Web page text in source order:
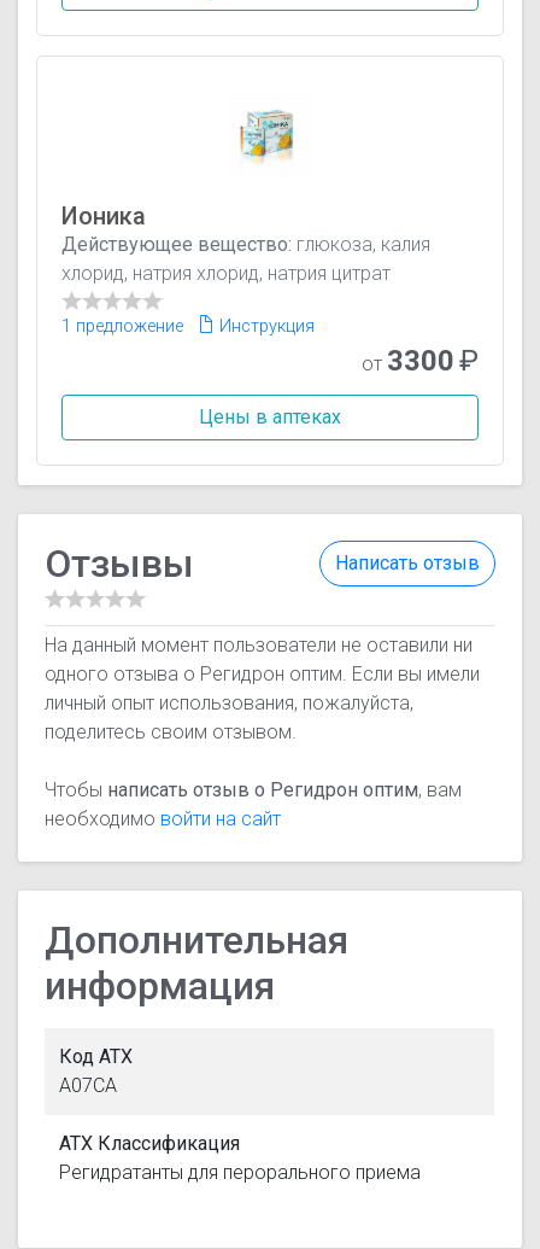
Ионика
Действующее вещество: глюкоза, калия
хлорид, натрия хлорид, натрия цитрат
1 предложение Инструкция
от 3300₽
Цены в аптеках
Написать отзыв
Отзывы
На данный момент пользователи не оставили ни
одного отзыва о Регидрон оптим. Если вы имели
личный опыт использования, пожалуйста,
поделитесь своим отзывом.
Чтобы написать отзыв о Регидрон оптим, вам
необходимо войти на сайт
Дополнительная
информация
Код АТХ
A07CA
АТХ Классификация
Регидратанты для перорального приема